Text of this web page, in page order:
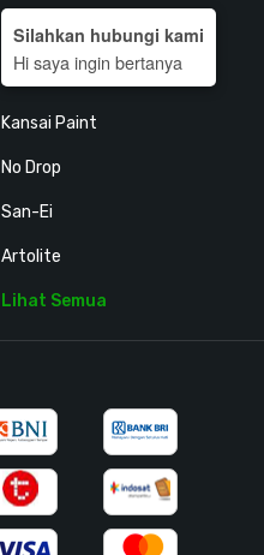
Holodeck
Kansai Paint
No Drop
San-Ei
Artolite
Lihat Semua
Silahkan hubungi kami
Hi saya ingin bertanya